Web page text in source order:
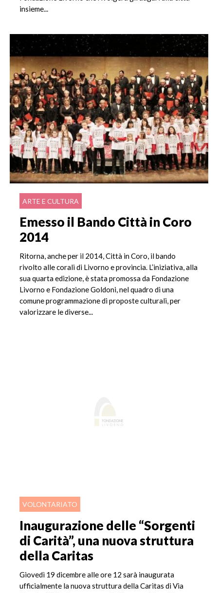
insieme...
ARTE E CULTURA
Emesso il Bando Città in Coro
2014
Ritorna, anche per il 2014, Città in Coro, il bando
rivolto alle corali di Livorno e provincia. L’iniziativa, alla
sua quarta edizione, è stata promossa da Fondazione
Livorno e Fondazione Goldoni, nel quadro di una
comune programmazione di proposte culturali, per
valorizzare le diverse...
VOLONTARIATO
Inaugurazione delle “Sorgenti
di Carità”, una nuova struttura
della Caritas
Giovedì 19 dicembre alle ore 12 sarà inaugurata
ufficialmente la nuova struttura della Caritas di Via